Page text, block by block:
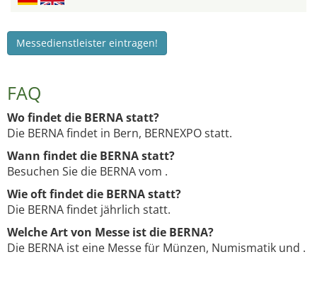
Messedienstleister eintragen!
FAQ
Wo findet die BERNA statt?
Die BERNA findet in Bern, BERNEXPO statt.
Wann findet die BERNA statt?
Besuchen Sie die BERNA vom .
Wie oft findet die BERNA statt?
Die BERNA findet jährlich statt.
Welche Art von Messe ist die BERNA?
Die BERNA ist eine Messe für Münzen, Numismatik und .